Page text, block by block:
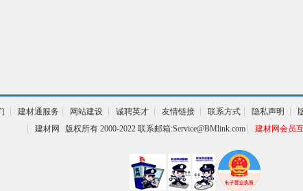
建材通服务 网站建设 诚聘英才 友情链接 联系方式 隐私声明
建材网
版权所有 2000-2022 联系邮箱:Service@BMlink.com 建材网会员